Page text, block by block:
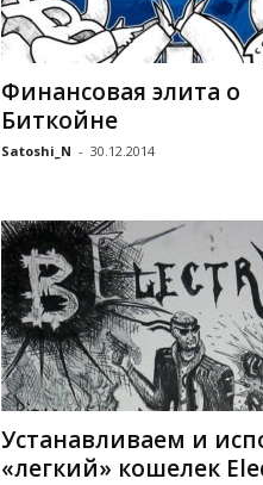
Финансовая элита о
Биткойне
Satoshi_N - 30.12.2014
Устанавливаем и
«легкий» кошелек